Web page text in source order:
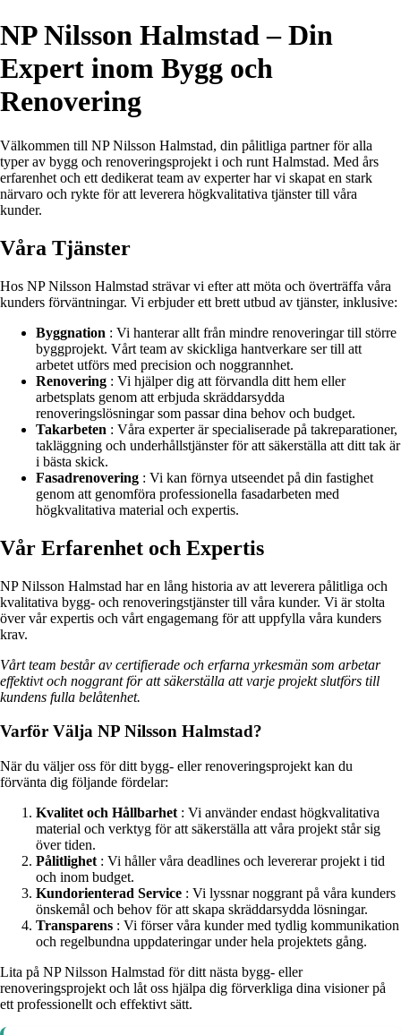
NP Nilsson Halmstad – Din
Expert inom Bygg och
Renovering
Välkommen till NP Nilsson Halmstad, din pålitliga partner för alla
typer av bygg och renoveringsprojekt i och runt Halmstad. Med års
erfarenhet och ett dedikerat team av experter har vi skapat en stark
närvaro och rykte för att leverera högkvalitativa tjänster till våra
kunder.
Våra Tjänster
Hos NP Nilsson Halmstad strävar vi efter att möta och överträffa våra
kunders förväntningar. Vi erbjuder ett brett utbud av tjänster, inklusive:
Byggnation : Vi hanterar allt från mindre renoveringar till större
byggprojekt. Vårt team av skickliga hantverkare ser till att
arbetet utförs med precision och noggrannhet.
Renovering : Vi hjälper dig att förvandla ditt hem eller
arbetsplats genom att erbjuda skräddarsydda
renoveringslösningar som passar dina behov och budget.
Takarbeten : Våra experter är specialiserade på takreparationer,
takläggning och underhållstjänster för att säkerställa att ditt tak är
i bästa skick.
Fasadrenovering : Vi kan förnya utseendet på din fastighet
genom att genomföra professionella fasadarbeten med
högkvalitativa material och expertis.
Vår Erfarenhet och Expertis
NP Nilsson Halmstad har en lång historia av att leverera pålitliga och
kvalitativa bygg- och renoveringstjänster till våra kunder. Vi är stolta
över vår expertis och vårt engagemang för att uppfylla våra kunders
krav.
Vårt team består av certifierade och erfarna yrkesmän som arbetar
effektivt och noggrant för att säkerställa att varje projekt slutförs till
kundens fulla belåtenhet.
Varför Välja NP Nilsson Halmstad?
När du väljer oss för ditt bygg- eller renoveringsprojekt kan du
förvänta dig följande fördelar:
Kvalitet och Hållbarhet : Vi använder endast högkvalitativa
material och verktyg för att säkerställa att våra projekt står sig
över tiden.
Pålitlighet : Vi håller våra deadlines och levererar projekt i tid
och inom budget.
Kundorienterad Service : Vi lyssnar noggrant på våra kunders
önskemål och behov för att skapa skräddarsydda lösningar.
Transparens : Vi förser våra kunder med tydlig kommunikation
och regelbundna uppdateringar under hela projektets gång.
Lita på NP Nilsson Halmstad för ditt nästa bygg- eller
renoveringsprojekt och låt oss hjälpa dig förverkliga dina visioner på
ett professionellt och effektivt sätt.